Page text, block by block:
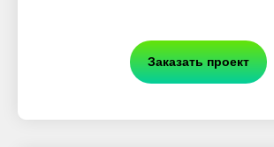
Заказать проект